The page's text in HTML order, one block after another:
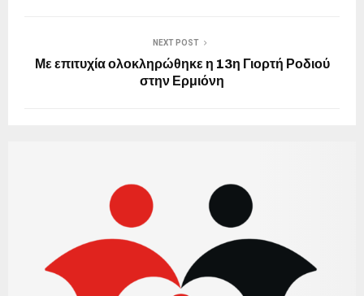
NEXT POST
Με επιτυχία ολοκληρώθηκε η 13η Γιορτή Ροδιού
στην Ερμιόνη